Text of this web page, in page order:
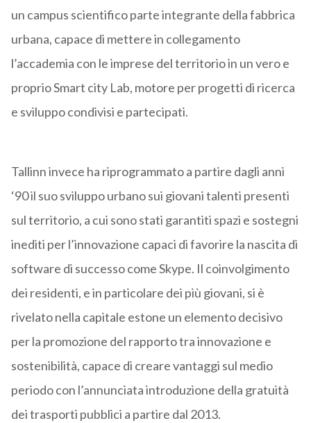
un campus scientifico parte integrante della fabbrica
urbana, capace di mettere in collegamento
l’accademia con le imprese del territorio in un vero e
proprio Smart city Lab, motore per progetti di ricerca
e sviluppo condivisi e partecipati.
Tallinn invece ha riprogrammato a partire dagli anni
‘90 il suo sviluppo urbano sui giovani talenti presenti
sul territorio, a cui sono stati garantiti spazi e sostegni
inediti per l’innovazione capaci di favorire la nascita di
software di successo come Skype. Il coinvolgimento
dei residenti, e in particolare dei più giovani, si è
rivelato nella capitale estone un elemento decisivo
per la promozione del rapporto tra innovazione e
sostenibilità, capace di creare vantaggi sul medio
periodo con l’annunciata introduzione della gratuità
dei trasporti pubblici a partire dal 2013.